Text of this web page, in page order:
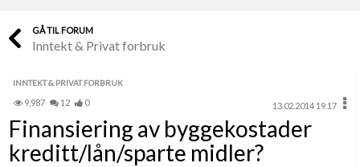
Finn håndverkere
Papirer som mangler
Skaff dokumentasjon som mangler
GÅ TIL FORUM
Inntekt & Privat forbruk
INNTEKT & PRIVAT FORBRUK
9,987 12 0 13.02.2014 19.17
Finansiering av byggekostader
kreditt/lån/sparte midler?